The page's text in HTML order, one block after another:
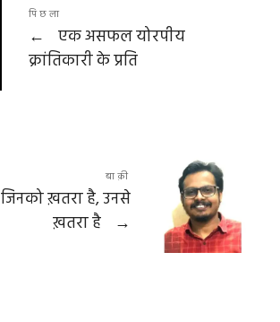
पिछला
←
एक असफल योरपीय
क्रांतिकारी के प्रति
बाक़ी
जिनको ख़तरा है, उनसे
ख़तरा है
→